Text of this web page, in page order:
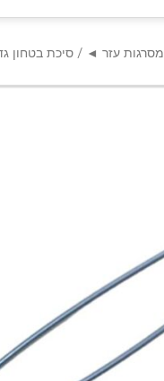
מסרגות עזר ◄ / סיכת בטחון